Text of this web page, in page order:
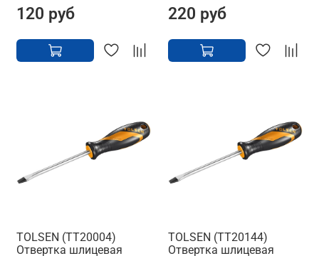
120 руб 220 руб
TOLSEN (TT20004)
Отвертка шлицевая
TOLSEN (TT20144)
Отвертка шлицевая